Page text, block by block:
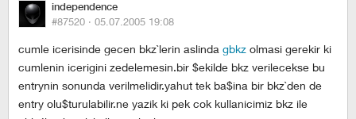
independence
#87520 · 05.07.2005 19:08
cumle icerisinde gecen bkz`lerin aslinda gbkz olmasi gerekir ki
cumlenin icerigini zedelemesin.bir $ekilde bkz verilecekse bu
entrynin sonunda verilmelidir.yahut tek ba$ina bir bkz`den de
entry olu$turulabilir.ne yazik ki pek cok kullanicimiz bkz ile